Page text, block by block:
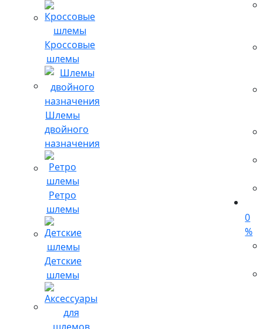
Кроссовые
шлемы
Шлемы
двойного
назначения
Ретро
шлемы
Детские
шлемы
0
%